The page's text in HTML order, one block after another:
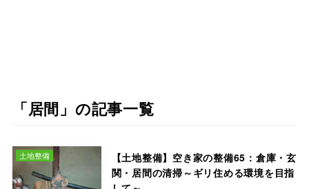
「居間」の記事一覧
【土地整備】空き家の整備65：倉庫・玄
関・居間の清掃～ギリ住める環境を目指
土地整備